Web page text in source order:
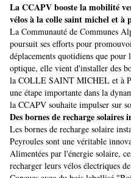
La CCAPV booste la mobilité
vélos à la colle saint michel et à
La Communauté de Communes
poursuit ses efforts pour
déplacements quotidiens que
optique, elle vient d'installer des
la COLLE SAINT MICHEL et à
une étape importante dans la
la CCAPV souhaite impulser sur
Des bornes de recharge solaires
Les bornes de recharge solaire
Peyroules sont une véritable
Alimentées par l'énergie solaire,
recharger leurs vélos électriques